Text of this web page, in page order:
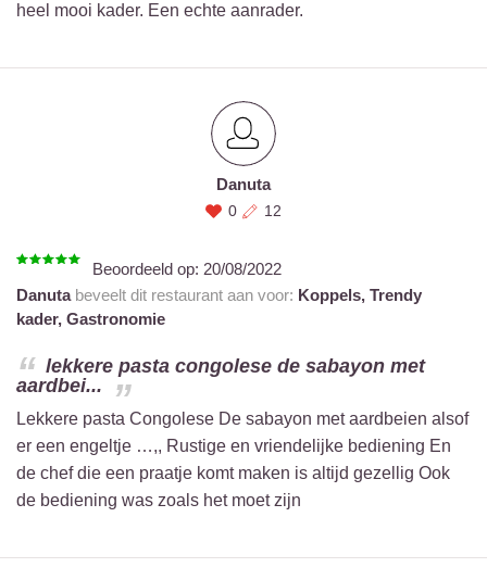
heel mooi kader. Een echte aanrader.
Danuta
0 12
Beoordeeld op: 20/08/2022
Danutabeveelt dit restaurant aan voor: Koppels, Trendy
kader, Gastronomie
lekkere pasta congolese de sabayon met
aardbei...
Lekkere pasta Congolese De sabayon met aardbeien alsof
er een engeltje …,, Rustige en vriendelijke bediening En
de chef die een praatje komt maken is altijd gezellig Ook
de bediening was zoals het moet zijn